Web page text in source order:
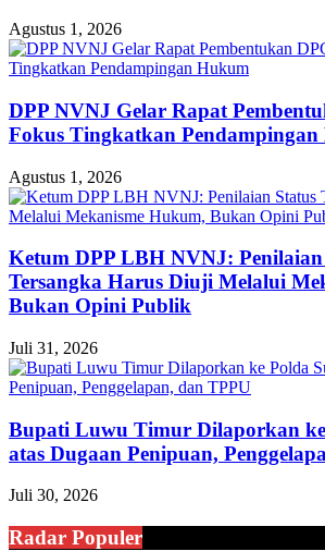
Agustus 1, 2026
DPP NVNJ Gelar Rapat
Fokus Tingkatkan
Agustus 1, 2026
Ketum DPP LBH NVNJ: Penilaian
Tersangka Harus Diuji Melalui
Bukan Opini Publik
Juli 31, 2026
Bupati Luwu Timur Dilaporkan ke
atas Dugaan Penipuan,
Juli 30, 2026
Radar Populer